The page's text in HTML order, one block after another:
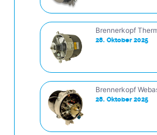
Brennerkopf
28. Oktober 2025
Brennerkopf
28. Oktober 2025